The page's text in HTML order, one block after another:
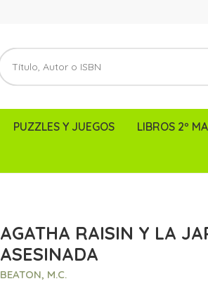
PUZZLES Y JUEGOS LIBROS 2º
AGATHA RAISIN Y LA
ASESINADA
BEATON, M.C.